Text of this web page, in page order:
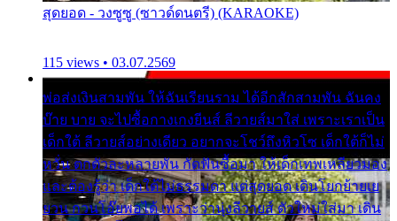
สุดยอด - วงซูซู (ซาวด์ดนตรี) (KARAOKE)
115 views • 03.07.2569
พ่อส่งเงินสามพัน ให้ฉันเรียนราม ได้อีกสักสามพัน ฉันคง
บ๊าย บาย จะไปซื้อกางเกงยีนส์ ลีวายส์มาใส่ เพราะเราเป็น
เด็กใต้ ลีวายส์อย่างเดียว อยากจะโชว์ถึงหิวโซ เด็กใต้ก็ไม่
หวั่น ตกตัวละหลายพัน กัดฟันซื้อมา ให้เด็กเทพเหลียวมอง
และต้องรู้ว่า เด็กใต้ไม่ธรรมดา แต่สุดยอด เดินโยกย้ายเย
ยวน กวนโอ๊ยพอได้ เพราะว่านุ่งลีวายส์ ตัวใหม่ใส่มา เดิน